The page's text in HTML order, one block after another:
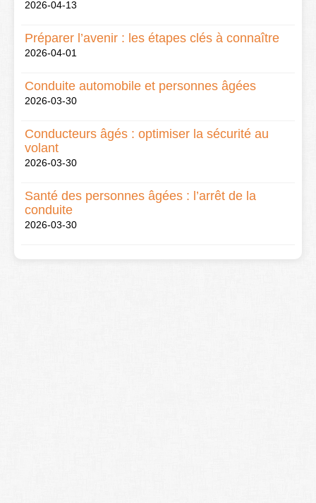
2026-04-13
Préparer l’avenir : les étapes clés à connaître
2026-04-01
Conduite automobile et personnes âgées
2026-03-30
Conducteurs âgés : optimiser la sécurité au
volant
2026-03-30
Santé des personnes âgées : l’arrêt de la
conduite
2026-03-30